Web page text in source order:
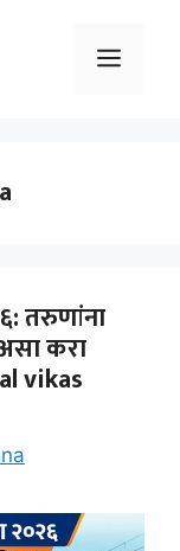
Menu
तरुणांना
करा
vikas